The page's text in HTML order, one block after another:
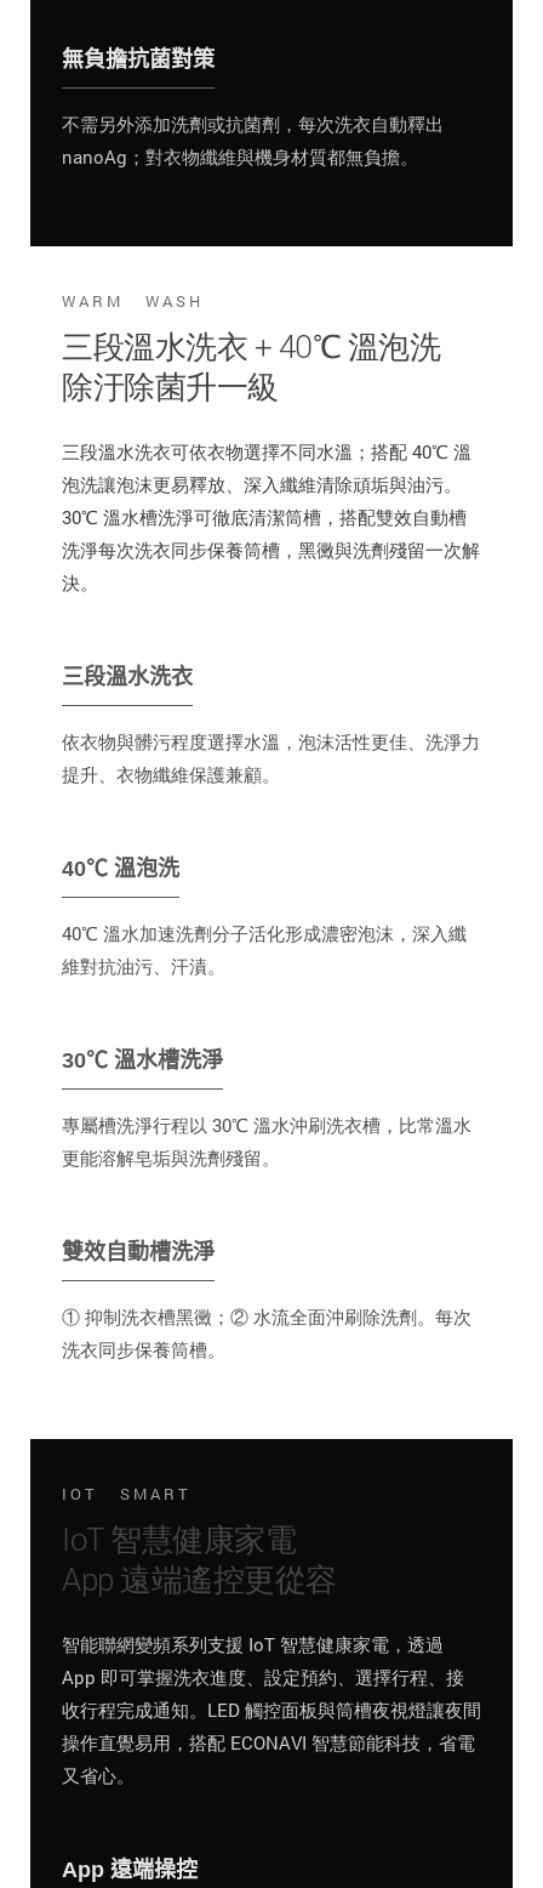
無負擔抗菌對策
不需另外添加洗劑或抗菌劑，每次洗衣自動釋出
nanoAg；對衣物纖維與機身材質都無負擔。
WARM WASH
三段溫水洗衣 + 40℃ 溫泡洗
除汙除菌升一級
三段溫水洗衣可依衣物選擇不同水溫；搭配 40℃ 溫
泡洗讓泡沫更易釋放、深入纖維清除頑垢與油污。
30℃ 溫水槽洗淨可徹底清潔筒槽，搭配雙效自動槽
洗淨每次洗衣同步保養筒槽，黑黴與洗劑殘留一次解
決。
三段溫水洗衣
依衣物與髒污程度選擇水溫，泡沫活性更佳、洗淨力
提升、衣物纖維保護兼顧。
40℃ 溫泡洗
40℃ 溫水加速洗劑分子活化形成濃密泡沫，深入纖
維對抗油污、汗漬。
30℃ 溫水槽洗淨
專屬槽洗淨行程以 30℃ 溫水沖刷洗衣槽，比常溫水
更能溶解皂垢與洗劑殘留。
雙效自動槽洗淨
① 抑制洗衣槽黑黴；② 水流全面沖刷除洗劑。每次
洗衣同步保養筒槽。
IOT SMART
IoT 智慧健康家電
App 遠端遙控更從容
智能聯網變頻系列支援 IoT 智慧健康家電，透過
App 即可掌握洗衣進度、設定預約、選擇行程、接
收行程完成通知。LED 觸控面板與筒槽夜視燈讓夜間
操作直覺易用，搭配 ECONAVI 智慧節能科技，省電
又省心。
App 遠端操控